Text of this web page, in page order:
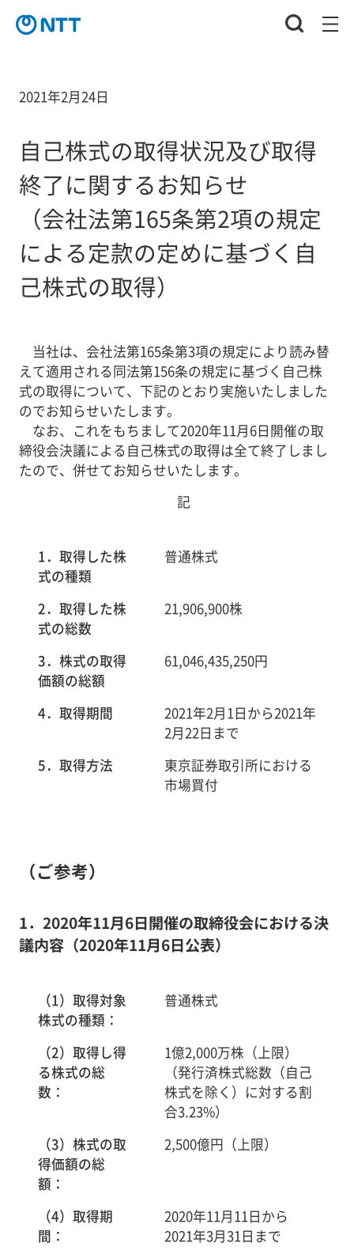
2021年2月24日
自己株式の取得状況及び取得
終了に関するお知らせ
（会社法第165条第2項の規定
による定款の定めに基づく自
己株式の取得）
当社は、会社法第165条第3項の規定により読み替
えて適用される同法第156条の規定に基づく自己株
式の取得について、下記のとおり実施いたしました
のでお知らせいたします。
なお、これをもちまして2020年11月6日開催の取
締役会決議による自己株式の取得は全て終了しまし
たので、併せてお知らせいたします。
記
1．取得した株
式の種類
普通株式
2．取得した株
式の総数
21,906,900株
3．株式の取得
価額の総額
61,046,435,250円
4．取得期間
2021年2月1日から2021年
2月22日まで
5．取得方法
東京証券取引所における
市場買付
（ご参考）
1．2020年11月6日開催の取締役会における決
議内容（2020年11月6日公表）
（1）取得対象
株式の種類：
普通株式
（2）取得し得
る株式の総
数：
1億2,000万株（上限）
（発行済株式総数（自己
株式を除く）に対する割
合3.23%）
（3）株式の取
得価額の総
額：
2,500億円（上限）
（4）取得期
間：
2020年11月11日から
2021年3月31日まで